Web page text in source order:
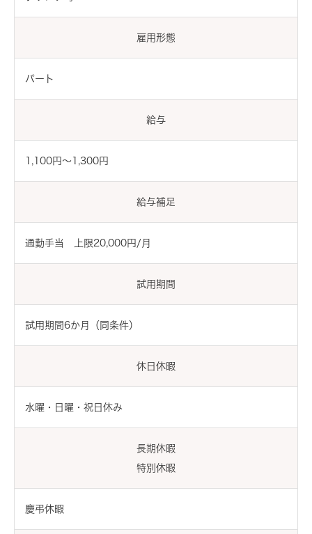
雇用形態
パート
給与
1,100円〜1,300円
給与補足
通勤手当 上限20,000円/月
試用期間
試用期間6か月（同条件）
休日休暇
水曜・日曜・祝日休み
長期休暇
特別休暇
慶弔休暇